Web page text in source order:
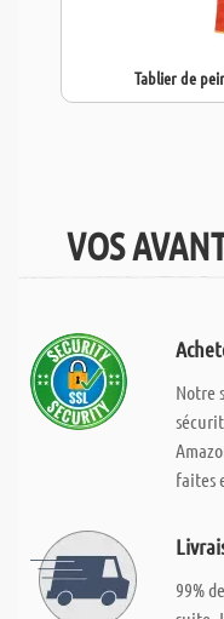
Tablier de
VOS
Notre
faites
99%